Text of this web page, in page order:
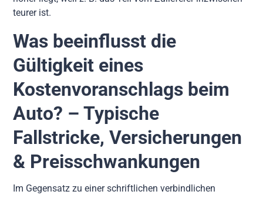
teurer ist.
Was beeinflusst die
Gültigkeit eines
Kostenvoranschlags beim
Auto? – Typische
Fallstricke, Versicherungen
& Preisschwankungen
Im Gegensatz zu einer schriftlichen verbindlichen